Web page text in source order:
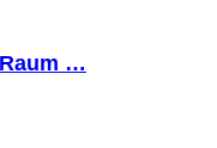
…